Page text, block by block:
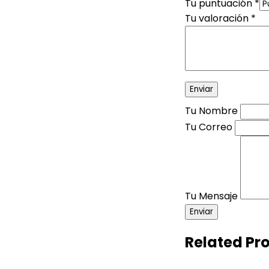
Tu puntuación *
Tu valoración *
Tu Nombre
Tu Correo
Tu Mensaje
Enviar
Related